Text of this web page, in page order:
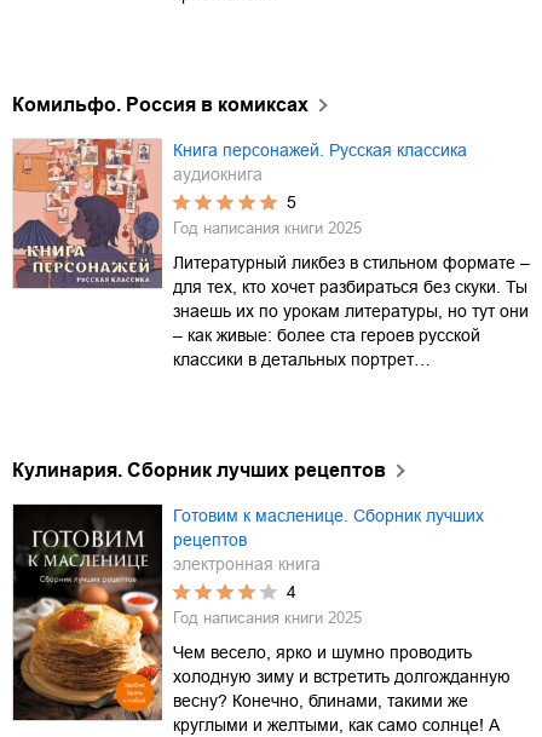
Комильфо. Россия в комиксах
Книга персонажей. Русская классика
аудиокнига
5
Год написания книги 2025
Литературный ликбез в стильном формате –
для тех, кто хочет разбираться без скуки. Ты
знаешь их по урокам литературы, но тут они
– как живые: более ста героев русской
классики в детальных портрет…
Кулинария. Сборник лучших рецептов
Готовим к масленице. Cборник лучших
рецептов
электронная книга
4
Год написания книги 2025
Чем весело, ярко и шумно проводить
холодную зиму и встретить долгожданную
весну? Конечно, блинами, такими же
круглыми и желтыми, как само солнце! А